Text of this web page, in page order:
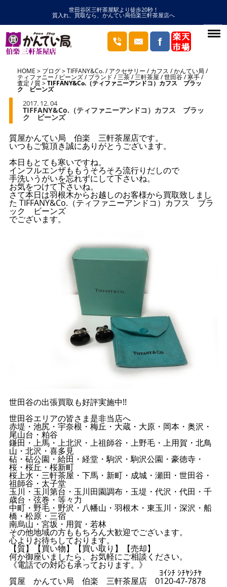
世田谷区三軒茶屋駅より徒歩20秒！
質入れ、買取なら、かんてい局伯楽三軒茶屋店へ
HOME ブログ TIFFANY&Co./アクセサリー /カフス /かんてい局 /
ティファニー / ビーンズ/ブランド /三茶/三軒茶屋 /世田谷/寒手/
査定 /質 TIFFANY&Co.（ティファニーアンドコ）カフス ブラッ
ク ビーンズ
2017. 12. 04
TIFFANY&Co.（ティファニーアンドコ）カフス ブラッ
ク ビーンズ
質屋かんてい局 伯楽 三軒茶屋店です。
いつもご覧頂き誠にありがとうございます。
本日もとても寒いですね。
インフルエンザももうそろそろ流行りだしので
手洗いうがいを忘れずにして下さいね。
お気をつけて下さいね。
さて本日は羽根木からお越しのお客様から買取致しまし
た TIFFANY&Co.（ティファニーアンドコ）カフス ブラ
ック ビーンズ
でございます。
世田谷の出張買取も好評実施中!!
世田谷エリアの皆さま是非当店へ
赤堤・池尻・宇奈根・梅丘・大蔵・大原・岡本・奥沢・
尾山台・粕谷
鎌田・上馬・上北沢・上祖師谷・上野毛・上用賀・北鳥
山・北沢・喜多見
砧・砧公園・給田・経堂・駒沢・駒沢公園・豪徳寺・
桜・桜丘・桜新町
桜上水・三軒茶屋・下馬・新町・成城・瀬田・世田谷・
祖師谷・太子堂
玉川・玉川第台・玉川田園調布・玉堤・代沢・代田・千
歳台・弦巻・等々力
中町・野毛・野沢・八幡山・羽根木・東玉川・深沢・船
橋・松原・三宿
南烏山・宮坂・用賀・若林
その他地域の方ももちろん大歓迎でございます。
心よりお待ちしております。
【質】【買い物】【買い取り】【売却】
何か御座いましたら、お気軽にご相談ください。
《電話での対応も承っております。》
ﾖｲｼﾁ ｼﾁﾔｼﾁﾔ
質屋 かんてい局 伯楽 三軒茶屋店 0120-47-7878